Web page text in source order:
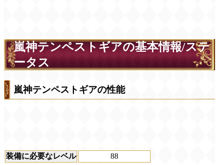
嵐神テンペストギアの基本情報/ステ
ータス
嵐神テンペストギアの性能
装備に必要なレベル 88